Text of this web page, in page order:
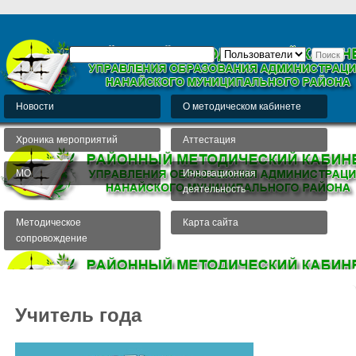
Новости О методическом кабинете
Хроника мероприятий Аттестация
МО
Инновационная
деятельность
Методическое
сопровождение
Карта сайта
Учитель года